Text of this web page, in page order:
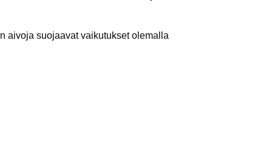
aivoja suojaavat vaikutukset olemalla